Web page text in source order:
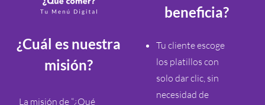
¿Cuál es nuestra
misión?
La misión de “¿Qué
beneficia?
Tu cliente escoge
los platillos con
solo dar clic, sin
necesidad de